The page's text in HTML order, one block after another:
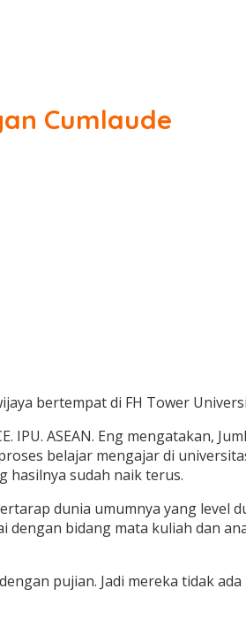
Cumlaude
bertempat di FH Tower
IPU. ASEAN. Eng mengatakan,
belajar mengajar di
hasilnya sudah naik terus.
dunia umumnya yang level
bidang mata kuliah dan
pujian. Jadi mereka tidak